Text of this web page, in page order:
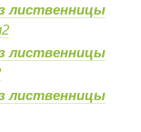
лиственницы
лиственницы
лиственницы